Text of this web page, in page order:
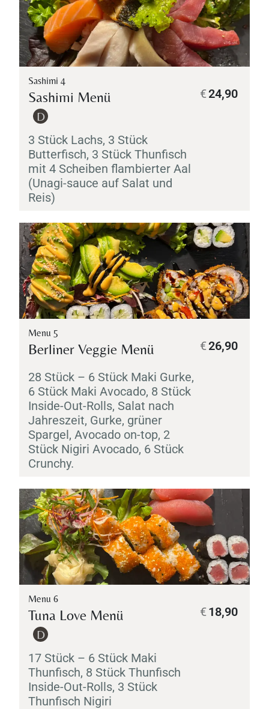
Sashimi 4
Sashimi Menü
D
3 Stück Lachs, 3 Stück
Butterfisch, 3 Stück Thunfisch
mit 4 Scheiben flambierter Aal
(Unagi-sauce auf Salat und
Reis)
24,90
€
Menu 5
Berliner Veggie Menü
28 Stück – 6 Stück Maki Gurke,
6 Stück Maki Avocado, 8 Stück
Inside-Out-Rolls, Salat nach
Jahreszeit, Gurke, grüner
Spargel, Avocado on-top, 2
Stück Nigiri Avocado, 6 Stück
Crunchy.
26,90
€
Menu 6
Tuna Love Menü
D
17 Stück – 6 Stück Maki
Thunfisch, 8 Stück Thunfisch
Inside-Out-Rolls, 3 Stück
Thunfisch Nigiri
18,90
€